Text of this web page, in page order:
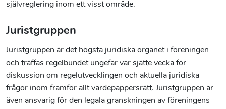
självreglering inom ett visst område.
Juristgruppen
Juristgruppen är det högsta juridiska organet i föreningen
och träffas regelbundet ungefär var sjätte vecka för
diskussion om regelutvecklingen och aktuella juridiska
frågor inom framför allt värdepappersrätt. Juristgruppen är
även ansvarig för den legala granskningen av föreningens